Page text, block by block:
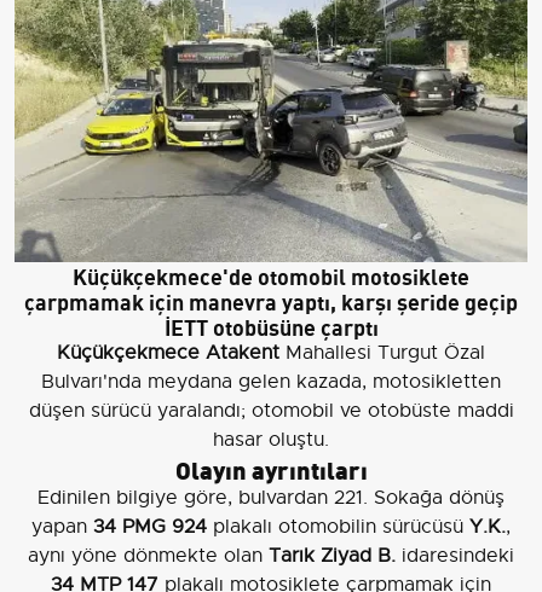
Küçükçekmece'de otomobil motosiklete
çarpmamak için manevra yaptı, karşı şeride geçip
İETT otobüsüne çarptı
Küçükçekmece Atakent Mahallesi Turgut Özal
Bulvarı'nda meydana gelen kazada, motosikletten
düşen sürücü yaralandı; otomobil ve otobüste maddi
hasar oluştu.
Olayın ayrıntıları
Edinilen bilgiye göre, bulvardan 221. Sokağa dönüş
yapan 34 PMG 924 plakalı otomobilin sürücüsü Y.K.,
aynı yöne dönmekte olan Tarık Ziyad B. idaresindeki
34 MTP 147 plakalı motosiklete çarpmamak için